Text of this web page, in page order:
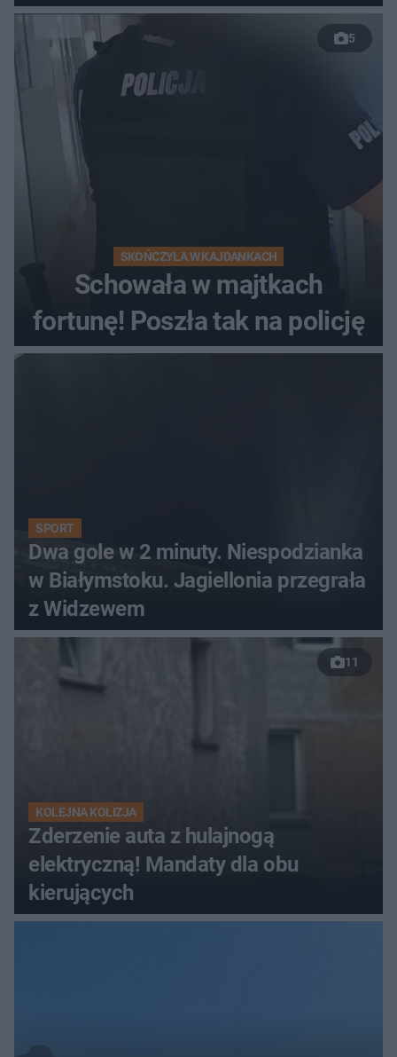
nieudanym manewrze
wyprzedzania zginął
kierowca auta
5
SKOŃCZYŁA W KAJDANKACH
Schowała w majtkach
fortunę! Poszła tak na policję
SPORT
Dwa gole w 2 minuty. Niespodzianka
w Białymstoku. Jagiellonia przegrała
z Widzewem
11
KOLEJNA KOLIZJA
Zderzenie auta z hulajnogą
elektryczną! Mandaty dla obu
kierujących